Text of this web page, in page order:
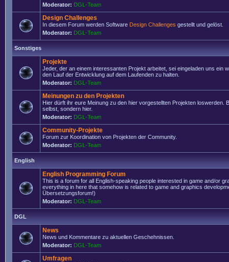
Moderator: DGL-Team
Design Challenges
In diesem Forum werden Software Design Challenges gestellt und gelöst.
Moderator: DGL-Team
Sonstiges
Projekte
Jeder, der an einem interessanten Projekt arbeitet, sei eingeladen uns ein
den Lauf der Entwicklung auf dem Laufenden zu halten.
Moderator: DGL-Team
Meinungen zu den Projekten
Hier dürft ihr eure Meinung zu den hier vorgestellten Projekten loswerden.
selbst, sondern hier.
Moderator: DGL-Team
Community-Projekte
Forum zur Koordination von Projekten der Community.
Moderator: DGL-Team
English
English Programming Forum
This is a forum for all English-speaking people interested in game and/or
everything in here that somehow is related to game and graphics
Übersetzungsforum!)
Moderator: DGL-Team
DGL
News
News und Kommentare zu aktuellen Geschehnissen.
Moderator: DGL-Team
Umfragen